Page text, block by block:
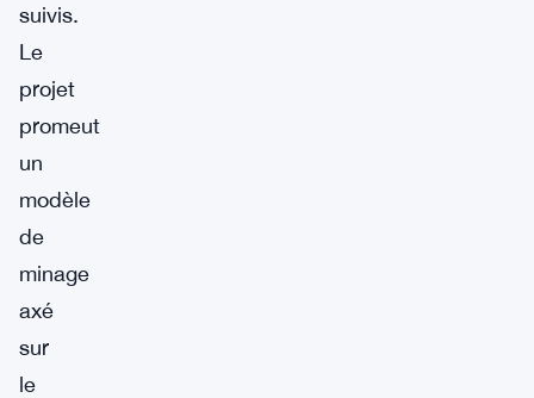
suivis.
Le
projet
promeut
un
modèle
de
minage
axé
sur
le